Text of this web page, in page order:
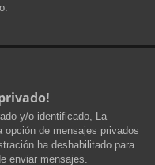
y/o identificado, La
opción de mensajes privados
ha deshabilitado para
enviar mensajes.